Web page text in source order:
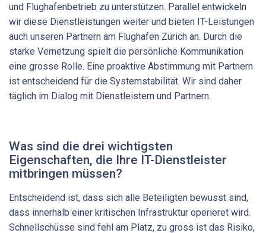
und Flughafenbetrieb zu unterstützen. Parallel entwickeln
wir diese Dienstleistungen weiter und bieten IT-Leistungen
auch unseren Partnern am Flughafen Zürich an. Durch die
starke Vernetzung spielt die persönliche Kommunikation
eine grosse Rolle. Eine proaktive Abstimmung mit Partnern
ist entscheidend für die Systemstabilität. Wir sind daher
täglich im Dialog mit Dienstleistern und Partnern.
Was sind die drei wichtigsten
Eigenschaften, die Ihre ­IT-Dienstleister
mitbringen müssen?
Entscheidend ist, dass sich alle Beteiligten bewusst sind,
dass innerhalb einer kritischen Infrastruktur operieret wird.
Schnellschüsse sind fehl am Platz, zu gross ist das Risiko,